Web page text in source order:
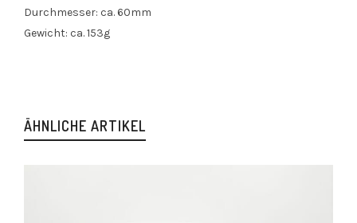
Durchmesser: ca. 60mm
Gewicht: ca. 153g
ÄHNLICHE ARTIKEL